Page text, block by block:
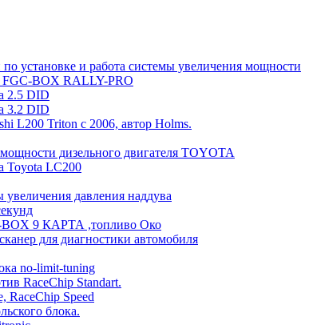
установке и работа системы увеличения мощности
FGC-BOX RALLY-PRO
2.5 DID
3.2 DID
L200 Triton c 2006, автор Holms.
дизельного двигателя TOYOTA
Toyota LC200
давления наддува
BOX 9 КАРТА ,топливо Око
для диагностики автомобиля
no-limit-tuning
RaceChip Standart.
RaceChip Speed
блока.